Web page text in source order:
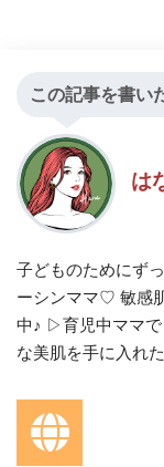
この記事を書い
は
子どものためにず
ーシンママ♡ 敏感
中♪ ▷育児中ママ
な美肌を手に入れ